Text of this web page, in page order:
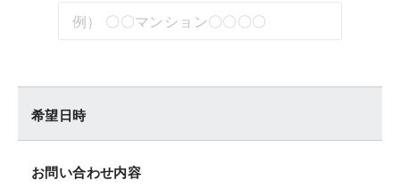
希望日時
お問い合わせ内容